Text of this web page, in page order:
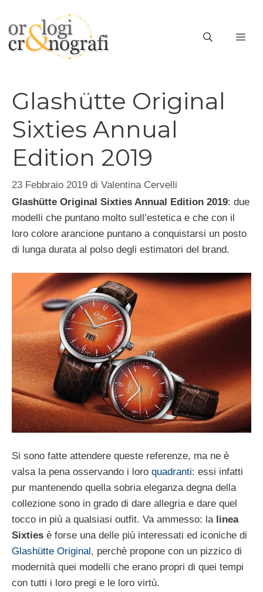
contenuto
Glashütte Original
Sixties Annual
Edition 2019
23 Febbraio 2019 di Valentina Cervelli
Glashütte Original Sixties Annual Edition 2019: due
modelli che puntano molto sull’estetica e che con il
loro colore arancione puntano a conquistarsi un posto
di lunga durata al polso degli estimatori del brand.
Si sono fatte attendere queste referenze, ma ne è
valsa la pena osservando i loro quadranti: essi infatti
pur mantenendo quella sobria eleganza degna della
collezione sono in grado di dare allegria e dare quel
tocco in più a qualsiasi outfit. Va ammesso: la linea
Sixties è forse una delle più interessati ed iconiche di
Glashütte Original, perchè propone con un pizzico di
modernità quei modelli che erano propri di quei tempi
con tutti i loro pregi e le loro virtù.